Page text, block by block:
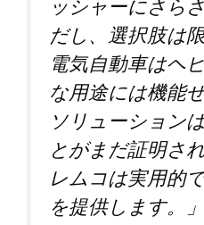
ッシャーにさら
だし、選択肢は
電気自動車はヘ
な用途には機能
ソリューション
とがまだ証明さ
レムコは実用的
を提供します。」